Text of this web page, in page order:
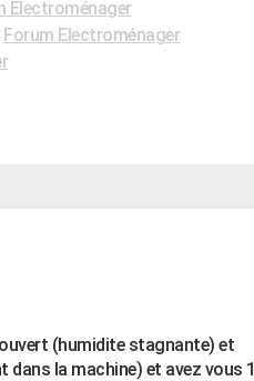
Electroménager
Forum Electroménager
(humidite stagnante) et
dans la machine) et avez vous 1